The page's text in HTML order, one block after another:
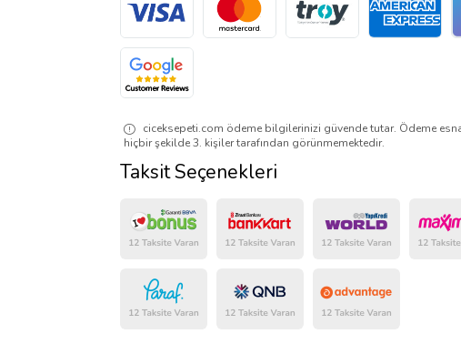
ciceksepeti.com ödeme bilgilerinizi güvende tutar. Ödeme
hiçbir şekilde 3. kişiler tarafından görünmemektedir.
Taksit Seçenekleri